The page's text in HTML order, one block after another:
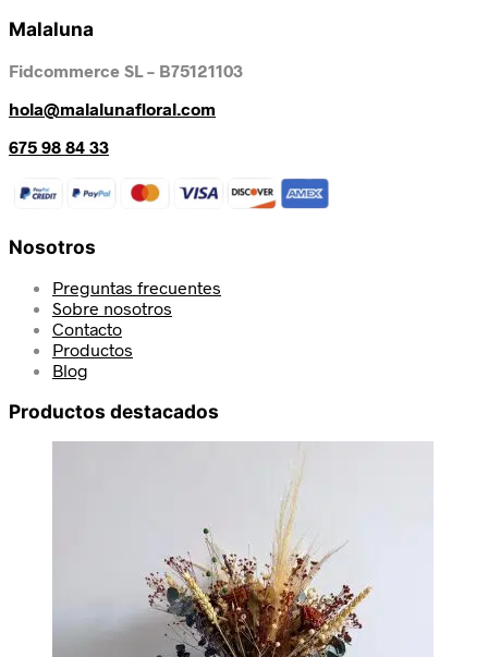
Malaluna
Fidcommerce SL – B75121103
hola@malalunafloral.com
675 98 84 33
Nosotros
Preguntas frecuentes
Sobre nosotros
Contacto
Productos
Blog
Productos destacados